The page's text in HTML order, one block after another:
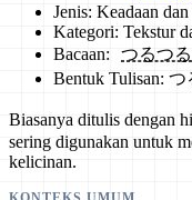
Jenis: Keadaan
Kategori: Tekstur
Bacaan:
つるつる
Bentuk Tulisan:
Biasanya ditulis dengan
sering digunakan untuk
kelicinan.